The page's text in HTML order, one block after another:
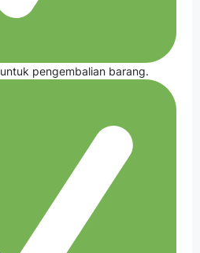
untuk pengembalian barang.